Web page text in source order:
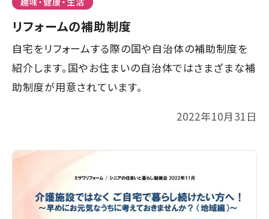
リフォームの補助制度
自宅をリフォームする際の国や自治体の補助制度を
紹介します。国やお住まいの自治体ではさまざまな補
助制度が用意されています。
2022年10月31日